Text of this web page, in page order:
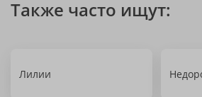
Также часто ищут:
Лилии